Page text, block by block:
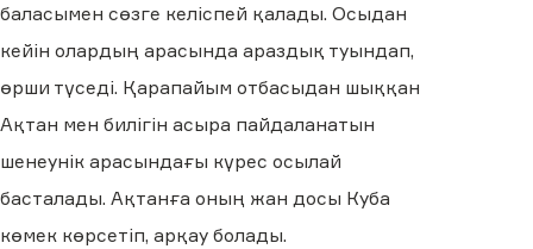
баласымен сөзге келіспей қалады. Осыдан
кейін олардың арасында араздық туындап,
өрши түседі. Қарапайым отбасыдан шыққан
Ақтан мен билігін асыра пайдаланатын
шенеунік арасындағы күрес осылай
басталады. Ақтанға оның жан досы Куба
көмек көрсетіп, арқау болады.